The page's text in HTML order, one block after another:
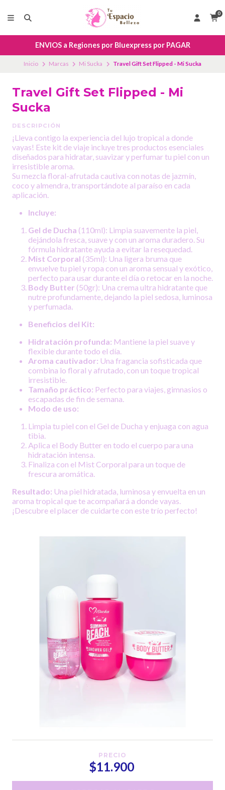
0
ENVIOS a Regiones por Bluexpress por PAGAR
Inicio Marcas Mi Sucka Travel Gift Set Flipped - Mi Sucka
Travel Gift Set Flipped - Mi
Sucka
DESCRIPCIÓN
¡Lleva contigo la experiencia del lujo tropical a donde
vayas! Este kit de viaje incluye tres productos esenciales
diseñados para hidratar, suavizar y perfumar tu piel con un
irresistible aroma.
Su mezcla floral-afrutada cautiva con notas de jazmín,
coco y almendra, transportándote al paraíso en cada
aplicación.
Incluye:
Gel de Ducha (110ml): Limpia suavemente la piel,
dejándola fresca, suave y con un aroma duradero. Su
fórmula hidratante ayuda a evitar la resequedad.
Mist Corporal (35ml): Una ligera bruma que
envuelve tu piel y ropa con un aroma sensual y exótico,
perfecto para usar durante el día o retocar en la noche.
Body Butter (50gr): Una crema ultra hidratante que
nutre profundamente, dejando la piel sedosa, luminosa
y perfumada.
Beneficios del Kit:
Hidratación profunda: Mantiene la piel suave y
flexible durante todo el día.
Aroma cautivador: Una fragancia sofisticada que
combina lo floral y afrutado, con un toque tropical
irresistible.
Tamaño práctico: Perfecto para viajes, gimnasios o
escapadas de fin de semana.
Modo de uso:
Limpia tu piel con el Gel de Ducha y enjuaga con agua
tibia.
Aplica el Body Butter en todo el cuerpo para una
hidratación intensa.
Finaliza con el Mist Corporal para un toque de
frescura aromática.
Resultado: Una piel hidratada, luminosa y envuelta en un
aroma tropical que te acompañará a donde vayas.
¡Descubre el placer de cuidarte con este trío perfecto!
PRECIO
$11.900